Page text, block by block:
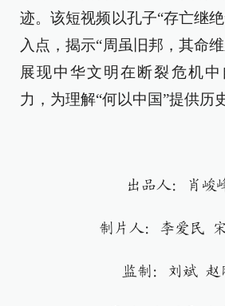
迹。该短视频以孔子“存亡继
入点，揭示“周虽旧邦，其命
展现中华文明在断裂危机
力，为理解“何以中国”提供历
出品人：肖峻
制片人：李爱民
监制：刘斌 赵